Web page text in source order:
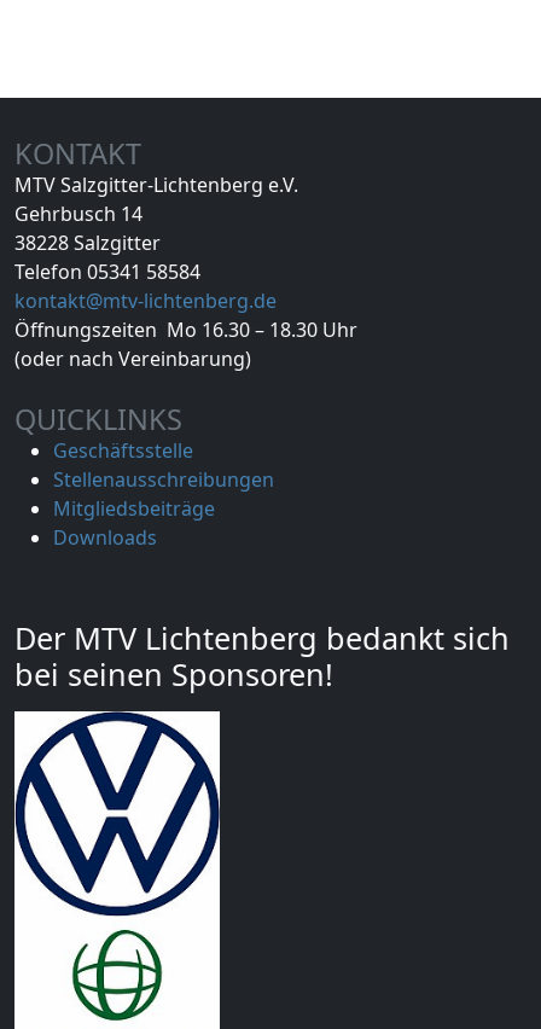
KONTAKT
MTV Salzgitter-Lichtenberg e.V.
Gehrbusch 14
38228 Salzgitter
Telefon 05341 58584
kontakt@mtv-lichtenberg.de
Öffnungszeiten Mo 16.30 – 18.30 Uhr
(oder nach Vereinbarung)
QUICKLINKS
Geschäftsstelle
Stellenausschreibungen
Mitgliedsbeiträge
Downloads
Der MTV Lichtenberg bedankt sich
bei seinen Sponsoren!